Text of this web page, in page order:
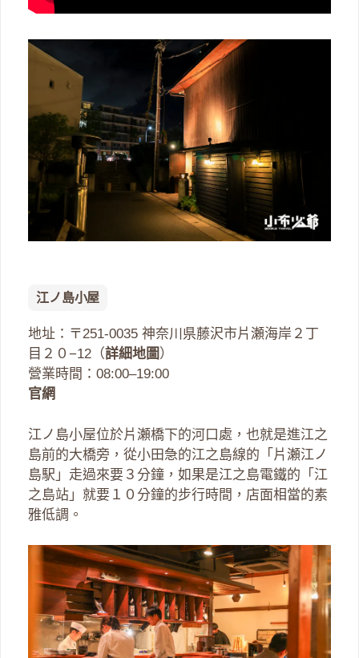
江ノ島小屋
地址：〒251-0035 神奈川県藤沢市片瀬海岸２丁
目２０−12（詳細地圖）
營業時間：08:00–19:00
官網
江ノ島小屋位於片瀬橋下的河口處，也就是進江之
島前的大橋旁，從小田急的江之島線的「片瀬江ノ
島駅」走過來要３分鐘，如果是江之島電鐵的「江
之島站」就要１０分鐘的步行時間，店面相當的素
雅低調。